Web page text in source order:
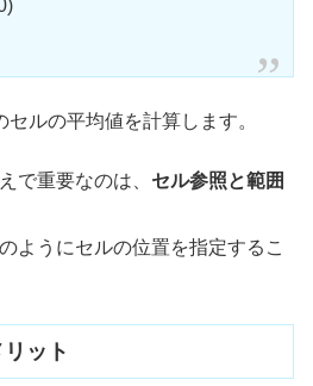
ルの平均値を計算します。
で重要なのは、 セル参照と範囲
ようにセルの位置を指定するこ
ット